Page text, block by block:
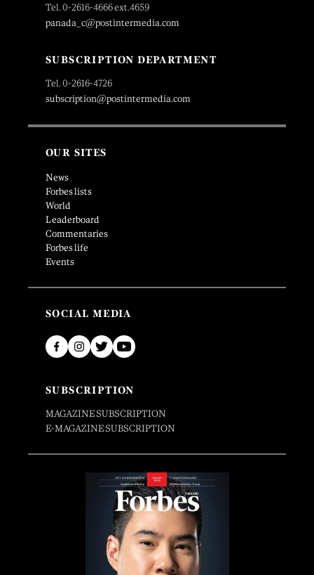
Tel. 0-2616-4666 ext.4659
panada_c@postintermedia.com
SUBSCRIPTION DEPARTMENT
Tel. 0-2616-4726
subscription@postintermedia.com
OUR SITES
News
Forbes lists
World
Leaderboard
Commentaries
Forbes life
Events
SOCIAL MEDIA
SUBSCRIPTION
MAGAZINE SUBSCRIPTION
E-MAGAZINE SUBSCRIPTION